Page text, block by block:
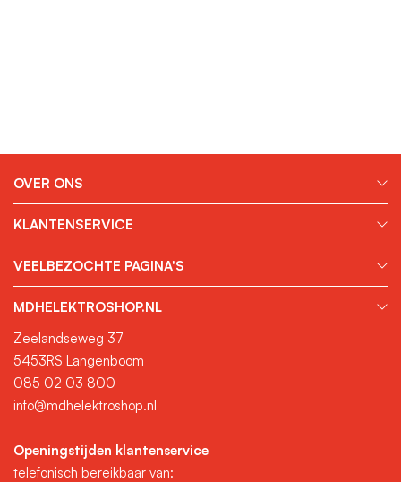
OVER ONS
KLANTENSERVICE
VEELBEZOCHTE PAGINA'S
MDHELEKTROSHOP.NL
Zeelandseweg 37
5453RS Langenboom
085 02 03 800
info@mdhelektroshop.nl
Openingstijden klantenservice
telefonisch bereikbaar van: